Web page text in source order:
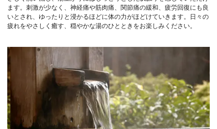
ます。刺激が少なく、神経痛や筋肉痛、関節痛の緩和、疲労回復にも良
いとされ、ゆったりと浸かるほどに体の力がほどけていきます。日々の
疲れをやさしく癒す、穏やかな湯のひとときをお楽しみください。